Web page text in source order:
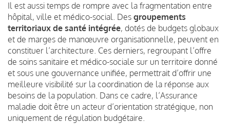
Il est aussi temps de rompre avec la fragmentation entre
hôpital, ville et médico-social. Des groupements
territoriaux de santé intégrée, dotés de budgets globaux
et de marges de manœuvre organisationnelle, peuvent en
constituer l’architecture. Ces derniers, regroupant l’offre
de soins sanitaire et médico-sociale sur un territoire donné
et sous une gouvernance unifiée, permettrait d’offrir une
meilleure visibilité sur la coordination de la réponse aux
besoins de la population. Dans ce cadre, l’Assurance
maladie doit être un acteur d’orientation stratégique, non
uniquement de régulation budgétaire.